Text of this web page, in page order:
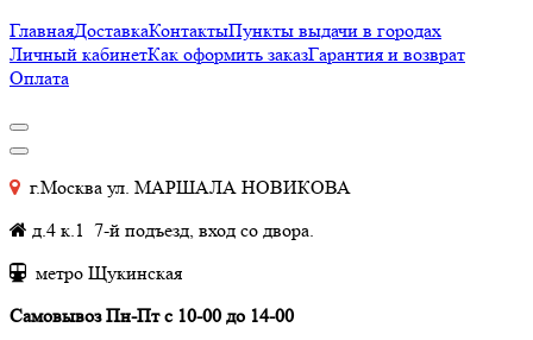
ГлавнаяДоставкаКонтактыПункты выдачи в городах
Личный кабинетКак оформить заказГарантия и возврат
Оплата
г.Москва ул. МАРШАЛА НОВИКОВА
д.4 к.1 7-й подъезд, вход со двора.
метро Щукинская
Самовывоз Пн-Пт с 10-00 до 14-00